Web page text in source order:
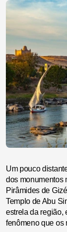
Um pouco
dos monumentos
Pirâmides de
Templo de Abu
estrela da região,
fenômeno que os